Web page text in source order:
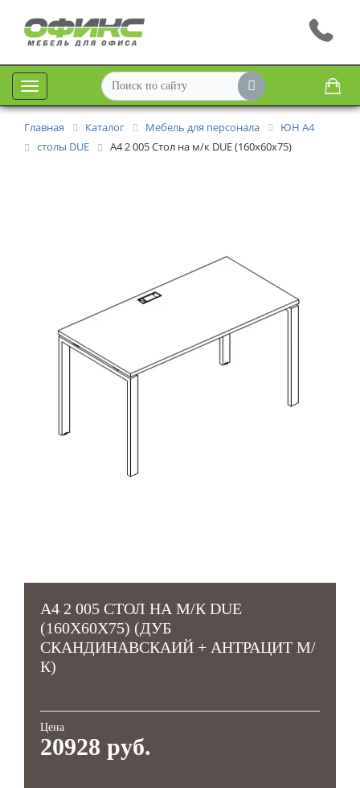
Меню
Главная Каталог Мебель для персонала
ЮН А4
столы DUE
A4 2 005 Стол на м/к DUE (160x60x75)
A4 2 005 СТОЛ НА М/К DUE
(160X60X75) (ДУБ
СКАНДИНАВСКАИЙ + АНТРАЦИТ М/
К)
Цена
20928 руб.